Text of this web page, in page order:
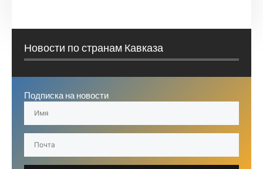
Новости по странам Кавказа
Подписка на новости